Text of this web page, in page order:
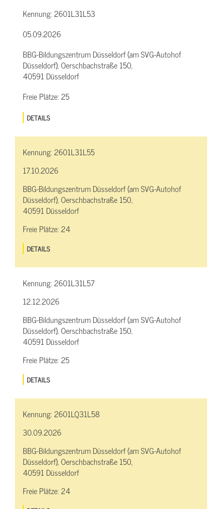
Kennung:2601L31L53
05.09.2026
BBG-Bildungszentrum Düsseldorf (am SVG-Autohof
Düsseldorf), Oerschbachstraße 150,
40591 Düsseldorf
Freie Plätze:25
DETAILS
Kennung:2601L31L55
17.10.2026
BBG-Bildungszentrum Düsseldorf (am SVG-Autohof
Düsseldorf), Oerschbachstraße 150,
40591 Düsseldorf
Freie Plätze:24
DETAILS
Kennung:2601L31L57
12.12.2026
BBG-Bildungszentrum Düsseldorf (am SVG-Autohof
Düsseldorf), Oerschbachstraße 150,
40591 Düsseldorf
Freie Plätze:25
DETAILS
Kennung:2601LQ31L58
30.09.2026
BBG-Bildungszentrum Düsseldorf (am SVG-Autohof
Düsseldorf), Oerschbachstraße 150,
40591 Düsseldorf
Freie Plätze:24